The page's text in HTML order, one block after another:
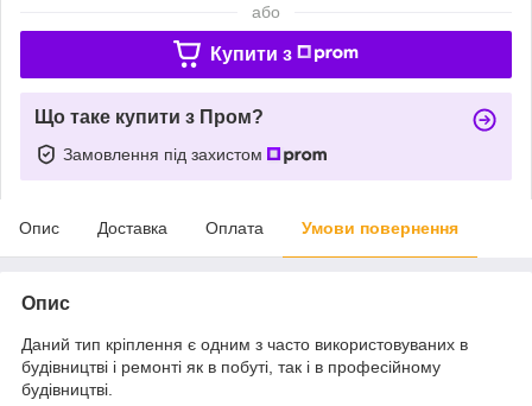
або
Купити з
Що таке купити з Пром?
Замовлення під захистом
Опис Доставка Оплата Умови повернення
Опис
Даний тип кріплення є одним з часто використовуваних в
будівництві і ремонті як в побуті, так і в професійному
будівництві.